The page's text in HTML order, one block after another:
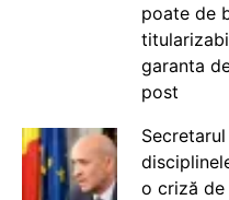
poate de
garanta
post
o criză